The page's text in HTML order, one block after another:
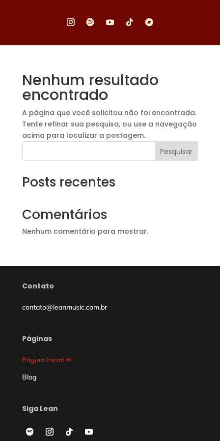
Nenhum resultado
encontrado
A página que você solicitou não foi encontrada.
Tente refinar sua pesquisa, ou use a navegação
acima para localizar a postagem.
Pesquisar
Posts recentes
Comentários
Nenhum comentário para mostrar.
Contato
contato@leanmusic.com.br
Páginas
Página Inicial ⏎
Blog
Siga Lean